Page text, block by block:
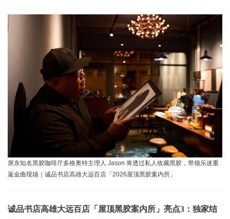
屏东知名黑胶咖啡厅多格奥特主理人 Jason 将透过私人收藏黑胶，带领乐迷重
返金曲现场｜诚品书店高雄大远百店「2026屋顶黑胶案内所」
诚品书店高雄大远百店「屋顶黑胶案内所」亮点3：独家结